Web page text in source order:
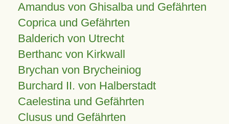
Amandus von Ghisalba und Gefährten
Coprica und Gefährten
Balderich von Utrecht
Berthanc von Kirkwall
Brychan von Brycheiniog
Burchard II. von Halberstadt
Caelestina und Gefährten
Clusus und Gefährten